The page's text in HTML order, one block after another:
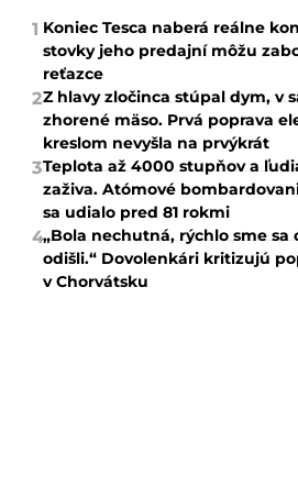
1 Koniec Tesca naberá reálne
stovky jeho predajní môžu
reťazce
2Z hlavy zločinca stúpal dym, v
zhorené mäso. Prvá poprava
kreslom nevyšla na prvýkrát
3Teplota až 4000 stupňov a
zaživa. Atómové
sa udialo pred 81 rokmi
4„Bola nechutná, rýchlo sme sa
odišli.“ Dovolenkári kritizujú
v Chorvátsku